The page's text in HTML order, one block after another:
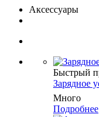
Аксессуары
Быстрый
Зарядное
Много
Подробнее